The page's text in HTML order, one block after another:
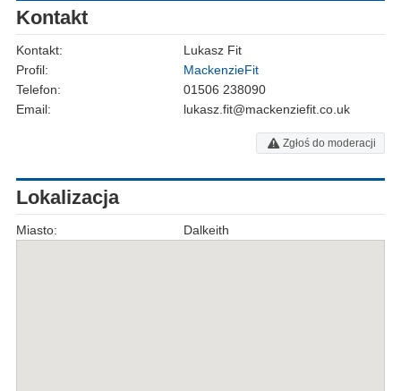
Kontakt
Kontakt:
Lukasz Fit
Profil:
MackenzieFit
Telefon:
01506 238090
Email:
lukasz.fit@mackenziefit.co.uk
Zgłoś do moderacji
Lokalizacja
Miasto: Dalkeith